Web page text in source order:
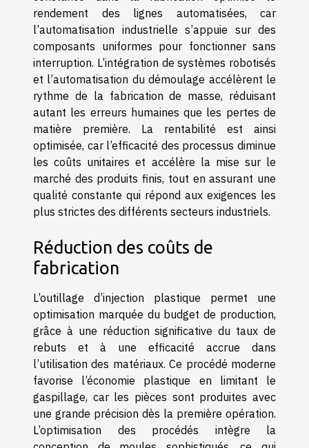
rendement des lignes automatisées, car
l’automatisation industrielle s’appuie sur des
composants uniformes pour fonctionner sans
interruption. L’intégration de systèmes robotisés
et l’automatisation du démoulage accélèrent le
rythme de la fabrication de masse, réduisant
autant les erreurs humaines que les pertes de
matière première. La rentabilité est ainsi
optimisée, car l’efficacité des processus diminue
les coûts unitaires et accélère la mise sur le
marché des produits finis, tout en assurant une
qualité constante qui répond aux exigences les
plus strictes des différents secteurs industriels.
Réduction des coûts de
fabrication
L’outillage d’injection plastique permet une
optimisation marquée du budget de production,
grâce à une réduction significative du taux de
rebuts et à une efficacité accrue dans
l’utilisation des matériaux. Ce procédé moderne
favorise l’économie plastique en limitant le
gaspillage, car les pièces sont produites avec
une grande précision dès la première opération.
L’optimisation des procédés intègre la